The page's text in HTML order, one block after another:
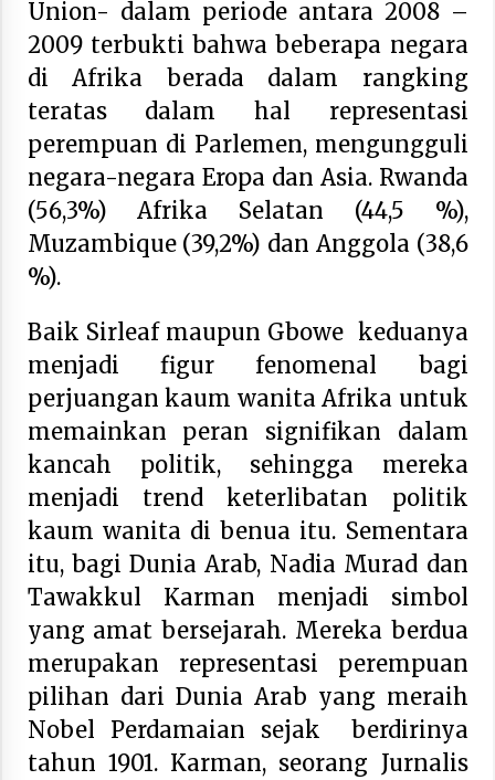
Union- dalam periode antara 2008 –
2009 terbukti bahwa beberapa negara
di Afrika berada dalam rangking
teratas dalam hal representasi
perempuan di Parlemen, mengungguli
negara-negara Eropa dan Asia. Rwanda
(56,3%) Afrika Selatan (44,5 %),
Muzambique (39,2%) dan Anggola (38,6
%).
Baik Sirleaf maupun Gbowe keduanya
menjadi figur fenomenal bagi
perjuangan kaum wanita Afrika untuk
memainkan peran signifikan dalam
kancah politik, sehingga mereka
menjadi trend keterlibatan politik
kaum wanita di benua itu. Sementara
itu, bagi Dunia Arab, Nadia Murad dan
Tawakkul Karman menjadi simbol
yang amat bersejarah. Mereka berdua
merupakan representasi perempuan
pilihan dari Dunia Arab yang meraih
Nobel Perdamaian sejak berdirinya
tahun 1901. Karman, seorang Jurnalis